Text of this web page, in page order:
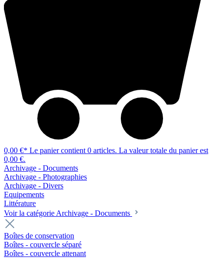
0,00 €* Le panier contient 0 articles. La valeur totale du panier est
0,00 €.
Archivage - Documents
Archivage - Photographies
Archivage - Divers
Equipements
Littérature
Voir la catégorie Archivage - Documents
Boîtes de conservation
Boîtes - couvercle séparé
Boîtes - couvercle attenant